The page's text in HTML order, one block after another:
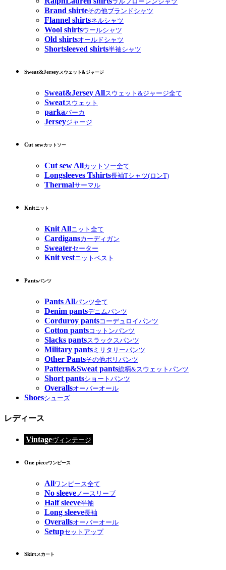
Brand shirteその他ブランドシャツ
Flannel shirtsネルシャツ
Wool shirtsウールシャツ
Old shirtsオールドシャツ
Shortsleeved shirts半袖シャツ
Sweat&Jerseyスウェット&ジャージ
Sweat&Jersey Allスウェット&ジャージ全て
Sweatスウェット
parkaパーカ
Jerseyジャージ
Cut sewカットソー
Cut sew Allカットソー全て
Longsleeves Tshirts長袖Tシャツ(ロンT)
Thermalサーマル
Knitニット
Knit Allニット全て
Cardigansカーディガン
Sweaterセーター
Knit vestニットベスト
Pantsパンツ
Pants Allパンツ全て
Denim pantsデニムパンツ
Corduroy pantsコーデュロイパンツ
Cotton pantsコットンパンツ
Slacks pantsスラックスパンツ
Military pants ミリタリーパンツ
Other Pantsその他ポリパンツ
Pattern&Sweat pants総柄&スウェットパンツ
Short pantsショートパンツ
Overallsオーバーオール
Shoesシューズ
レディース
Vintageヴィンテージ
One pieceワンピース
Allワンピース全て
No sleeve ノースリーブ
Half sleeve半袖
Long sleeve長袖
Overallsオーバーオール
Setupセットアップ
Skirtスカート